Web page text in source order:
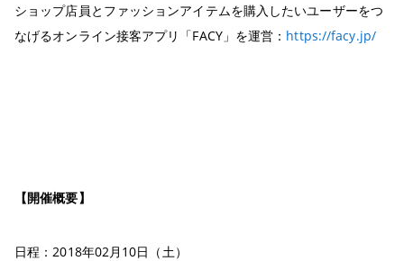
ショップ店員とファッションアイテムを購入したいユーザーをつ
なげるオンライン接客アプリ「FACY」を運営： https://facy.jp/
【開催概要】
日程：2018年02月10日（土）